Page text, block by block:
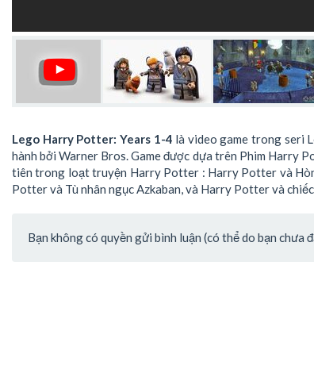
Lego Harry Potter: Years 1-4 là video game trong seri
hành bởi Warner Bros. Game được dựa trên Phim Harry
tiên trong loạt truyện Harry Potter : Harry Potter và
Potter và Tù nhân ngục Azkaban, và Harry Potter và
Bạn không có quyền gửi bình luận (có thể do bạn chưa